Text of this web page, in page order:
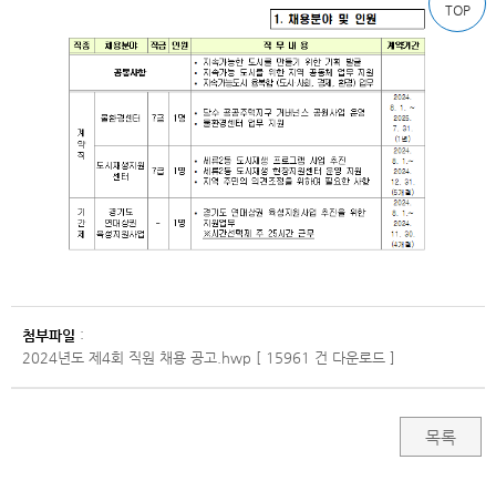
첨부파일 :
2024년도 제4회 직원 채용 공고.hwp [ 15961 건 다운로드 ]
목록
TOP